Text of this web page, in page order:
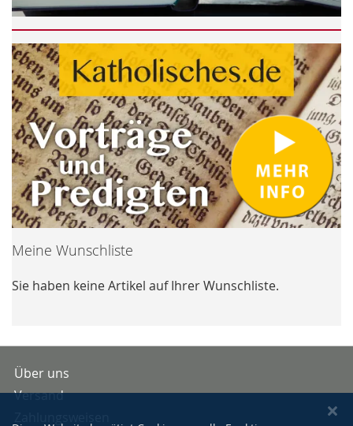
Meine Wunschliste
Sie haben keine Artikel auf Ihrer Wunschliste.
Über uns
Versand